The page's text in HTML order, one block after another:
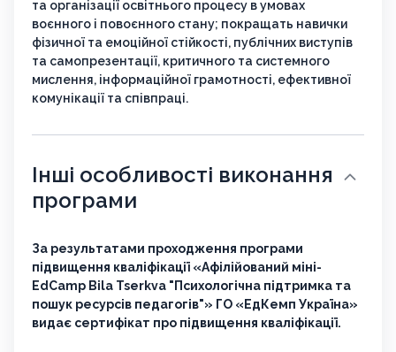
та організації освітнього процесу в умовах
воєнного і повоєнного стану; покращать навички
фізичної та емоційної стійкості, публічних виступів
та самопрезентації, критичного та системного
мислення, інформаційної грамотності, ефективної
комунікації та співпраці.
Інші особливості виконання
програми
За результатами проходження програми
підвищення кваліфікації «Афілійований міні-
EdCamp Bila Tserkva "Психологічна підтримка та
пошук ресурсів педагогів"» ГО «ЕдКемп Україна»
видає сертифікат про підвищення кваліфікації.